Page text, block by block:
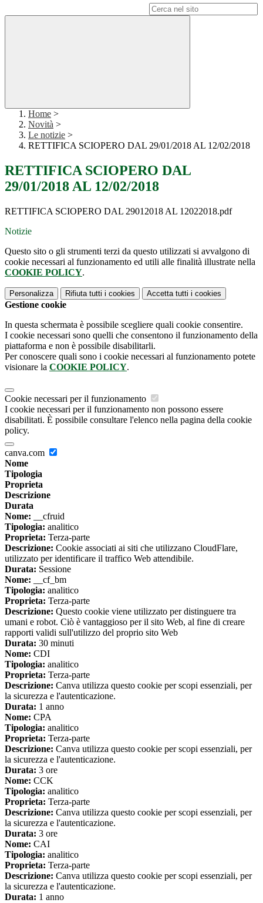
Home >
Novità >
Le notizie >
RETTIFICA SCIOPERO DAL 29/01/2018 AL 12/02/2018
RETTIFICA SCIOPERO DAL
29/01/2018 AL 12/02/2018
RETTIFICA SCIOPERO DAL 29012018 AL 12022018.pdf
Notizie
Questo sito o gli strumenti terzi da questo utilizzati si avvalgono di
cookie necessari al funzionamento ed utili alle finalità illustrate nella
COOKIE POLICY.
Personalizza Rifiuta tutti i cookies Accetta tutti i cookies
Gestione cookie
In questa schermata è possibile scegliere quali cookie consentire.
I cookie necessari sono quelli che consentono il funzionamento della
piattaforma e non è possibile disabilitarli.
Per conoscere quali sono i cookie necessari al funzionamento potete
visionare la COOKIE POLICY.
Cookie necessari per il funzionamento
I cookie necessari per il funzionamento non possono essere
disabilitati. È possibile consultare l'elenco nella pagina della cookie
policy.
canva.com
Nome
Tipologia
Proprieta
Descrizione
Durata
Nome: __cfruid
Tipologia: analitico
Proprieta: Terza-parte
Descrizione: Cookie associati ai siti che utilizzano CloudFlare,
utilizzato per identificare il traffico Web attendibile.
Durata: Sessione
Nome: __cf_bm
Tipologia: analitico
Proprieta: Terza-parte
Descrizione: Questo cookie viene utilizzato per distinguere tra
umani e robot. Ciò è vantaggioso per il sito Web, al fine di creare
rapporti validi sull'utilizzo del proprio sito Web
Durata: 30 minuti
Nome: CDI
Tipologia: analitico
Proprieta: Terza-parte
Descrizione: Canva utilizza questo cookie per scopi essenziali, per
la sicurezza e l'autenticazione.
Durata: 1 anno
Nome: CPA
Tipologia: analitico
Proprieta: Terza-parte
Descrizione: Canva utilizza questo cookie per scopi essenziali, per
la sicurezza e l'autenticazione.
Durata: 3 ore
Nome: CCK
Tipologia: analitico
Proprieta: Terza-parte
Descrizione: Canva utilizza questo cookie per scopi essenziali, per
la sicurezza e l'autenticazione.
Durata: 3 ore
Nome: CAI
Tipologia: analitico
Proprieta: Terza-parte
Descrizione: Canva utilizza questo cookie per scopi essenziali, per
la sicurezza e l'autenticazione.
Durata: 1 anno